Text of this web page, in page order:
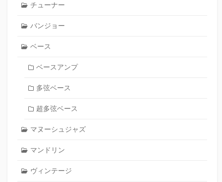
チューナー
バンジョー
ベース
ベースアンプ
多弦ベース
超多弦ベース
マヌーシュジャズ
マンドリン
ヴィンテージ